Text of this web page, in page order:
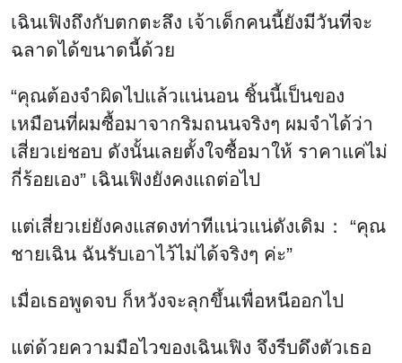
เฉินเฟิงถึงกับตกตะลึง เจ้าเด็กคนนี้ยังมีวันที่จะ
ฉลาดได้ขนาดนี้ด้วย
“คุณต้องจำผิดไปแล้วแน่นอน ชิ้นนี้เป็นของ
เหมือนที่ผมซื้อมาจากริมถนนจริงๆ ผมจำได้ว่า
เสี่ยวเย่ชอบ ดังนั้นเลยตั้งใจซื้อมาให้ ราคาแค่ไม่
กี่ร้อยเอง” เฉินเฟิงยังคงแถต่อไป
แต่เสี่ยวเย่ยังคงแสดงท่าทีแน่วแน่ดังเดิม： “คุณ
ชายเฉิน ฉันรับเอาไว้ไม่ได้จริงๆ ค่ะ”
เมื่อเธอพูดจบ ก็หวังจะลุกขึ้นเพื่อหนีออกไป
แต่ด้วยความมือไวของเฉินเฟิง จึงรีบดึงตัวเธอ